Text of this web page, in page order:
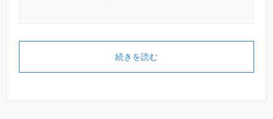
続きを読む